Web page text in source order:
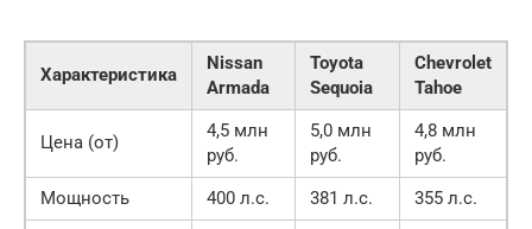
Характеристика
Nissan
Armada
Toyota
Sequoia
Chevrolet
Tahoe
Цена (от)
4,5 млн
руб.
5,0 млн
руб.
4,8 млн
руб.
Мощность
400 л.с. 381 л.с.
355 л.с.